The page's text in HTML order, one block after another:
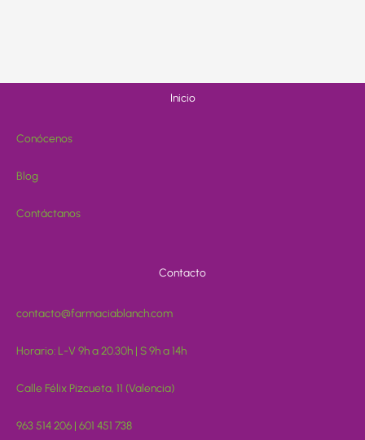
Inicio
Conócenos
Blog
Contáctanos
Contacto
contacto@farmaciablanch.com
Horario: L-V 9h a 20.30h | S 9h a 14h
Calle Félix Pizcueta, 11 (Valencia)
963 514 206 | 601 451 738